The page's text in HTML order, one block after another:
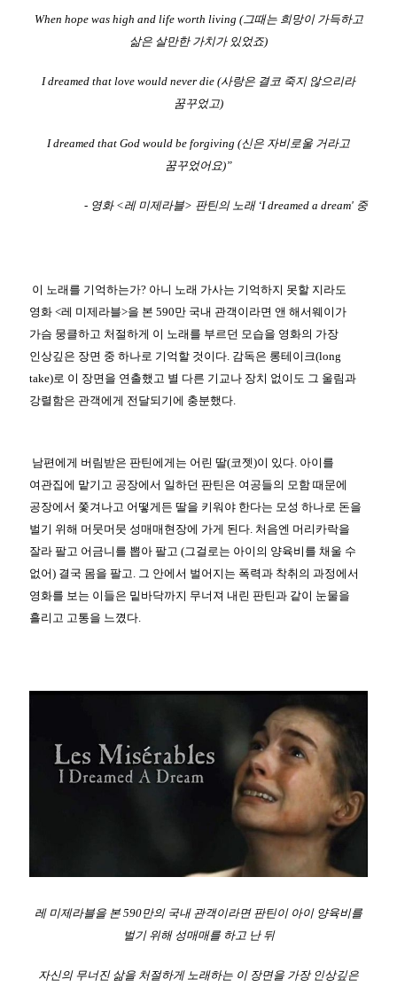
When hope was high and life worth living (그때는 희망이 가득하고
삶은 살만한 가치가 있었죠)
I dreamed that love would never die (사랑은 결코 죽지 않으리라
꿈꾸었고)
I dreamed that God would be forgiving (신은 자비로울 거라고
꿈꾸었어요)”
- 영화 <레 미제라블> 판틴의 노래 ‘I dreamed a dream' 중
이 노래를 기억하는가? 아니 노래 가사는 기억하지 못할 지라도
영화 <레 미제라블>을 본 590만 국내 관객이라면 앤 해서웨이가
가슴 뭉클하고 처절하게 이 노래를 부르던 모습을 영화의 가장
인상깊은 장면 중 하나로 기억할 것이다. 감독은 롱테이크(long
take)로 이 장면을 연출했고 별 다른 기교나 장치 없이도 그 울림과
강렬함은 관객에게 전달되기에 충분했다.
남편에게 버림받은 판틴에게는 어린 딸(코젯)이 있다. 아이를
여관집에 맡기고 공장에서 일하던 판틴은 여공들의 모함 때문에
공장에서 쫓겨나고 어떻게든 딸을 키워야 한다는 모성 하나로 돈을
벌기 위해 머뭇머뭇 성매매현장에 가게 된다. 처음엔 머리카락을
잘라 팔고 어금니를 뽑아 팔고 (그걸로는 아이의 양육비를 채울 수
없어) 결국 몸을 팔고. 그 안에서 벌어지는 폭력과 착취의 과정에서
영화를 보는 이들은 밑바닥까지 무너져 내린 판틴과 같이 눈물을
흘리고 고통을 느꼈다.
레 미제라블을 본 590만의 국내 관객이라면 판틴이 아이 양육비를
벌기 위해 성매매를 하고 난 뒤
자신의 무너진 삶을 처절하게 노래하는 이 장면을 가장 인상깊은